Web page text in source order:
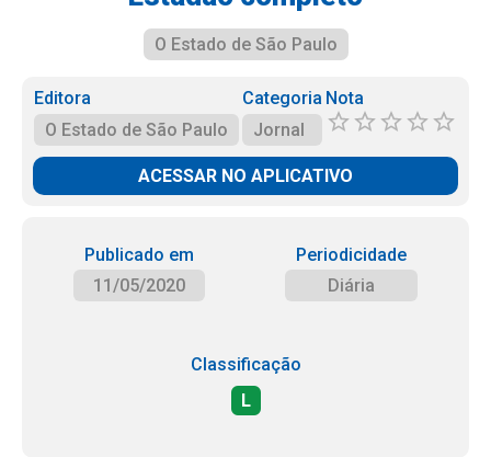
O Estado de São Paulo
Editora
O Estado de São Paulo
Categoria
Jornal
Nota
ACESSAR NO APLICATIVO
Publicado em
11/05/2020
Periodicidade
Diária
Classificação
L